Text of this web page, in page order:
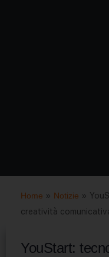
Home » Notizie »
creatività
YouStart: